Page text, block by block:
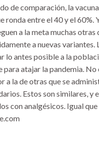
de comparación, la
ronda entre el 40 y el 60%.
a la meta muchas
a nuevas
lo antes posible a la
atajar la pandemia. No
a la de otras que se
Estos son similares, y
con analgésicos. Igual